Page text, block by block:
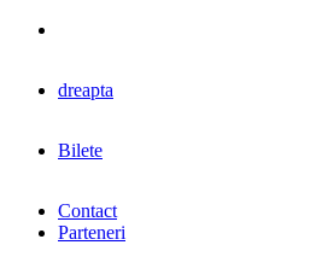
dreapta
Bilete
Contact
Parteneri